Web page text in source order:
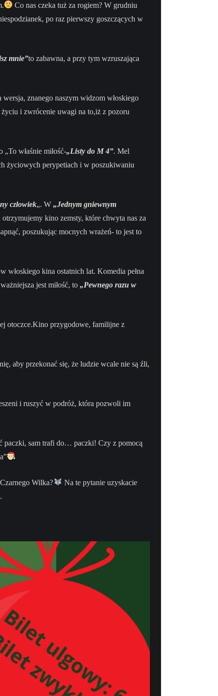
Co nas czeka tuż za rogiem? W grudniu
po raz pierwszy goszczących w
mnie”to zabawna, a przy tym wzruszająca
wersja, znanego naszym widzom włoskiego
i zwrócenie uwagi na to,iż z pozoru
właśnie miłość-„Listy do M 4”. Mel
życiowych perypetiach i w poszukiwaniu
człowiek„. W„Jednym gniewnym
kino zemsty, które chwyta nas za
poszukując mocnych wrażeń- to jest to
włoskiego kina ostatnich lat. Komedia pełna
jest miłość, to „Pewnego razu w
otoczce.Kino przygodowe, familijne z
aby przekonać się, że ludzie wcale nie są źli,
i ruszyć w podróż, która pozwoli im
paczki, sam trafi do… paczki! Czy z pomocą
Wilka?
Na te pytanie uzyskacie
.